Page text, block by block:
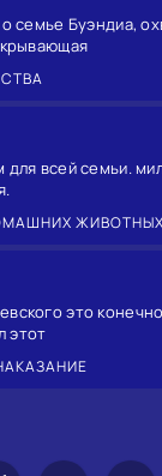
семье Буэндиа,
всей семьи.
это
этот